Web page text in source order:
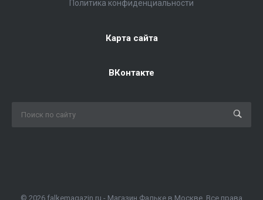
Политика конфиденциальности
Карта сайта
ВКонтакте
© 2026 falkemagazin.ru - Магазин Фальке в Москве. Все права